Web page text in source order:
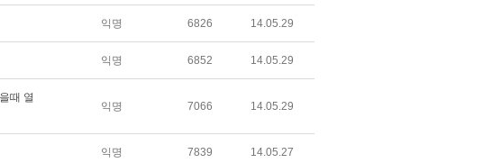
익명 6826 14.05.29
익명 6852 14.05.29
때 열
익명 7066 14.05.29
익명 7839 14.05.27